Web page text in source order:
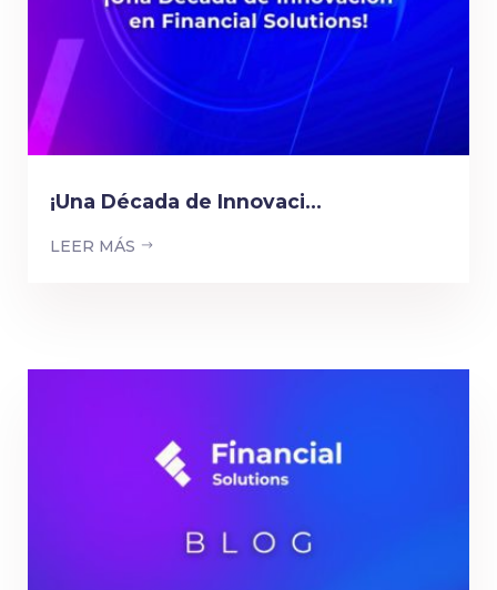
¡Una Década de Innovaci...
LEER MÁS